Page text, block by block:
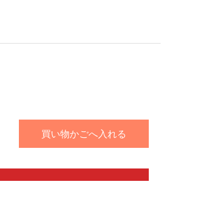
買い物かごへ入れる